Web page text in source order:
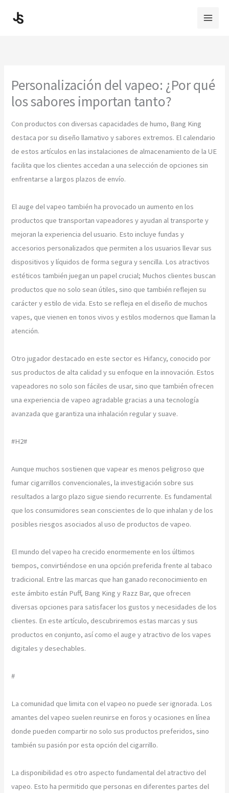
Personalización del vapeo: ¿Por qué
los sabores importan tanto?
Con productos con diversas capacidades de humo, Bang King
destaca por su diseño llamativo y sabores extremos. El calendario
de estos artículos en las instalaciones de almacenamiento de la UE
facilita que los clientes accedan a una selección de opciones sin
enfrentarse a largos plazos de envío.
El auge del vapeo también ha provocado un aumento en los
productos que transportan vapeadores y ayudan al transporte y
mejoran la experiencia del usuario. Esto incluye fundas y
accesorios personalizados que permiten a los usuarios llevar sus
dispositivos y líquidos de forma segura y sencilla. Los atractivos
estéticos también juegan un papel crucial; Muchos clientes buscan
productos que no solo sean útiles, sino que también reflejen su
carácter y estilo de vida. Esto se refleja en el diseño de muchos
vapes, que vienen en tonos vivos y estilos modernos que llaman la
atención.
Otro jugador destacado en este sector es Hifancy, conocido por
sus productos de alta calidad y su enfoque en la innovación. Estos
vapeadores no solo son fáciles de usar, sino que también ofrecen
una experiencia de vapeo agradable gracias a una tecnología
avanzada que garantiza una inhalación regular y suave.
#H2#
Aunque muchos sostienen que vapear es menos peligroso que
fumar cigarrillos convencionales, la investigación sobre sus
resultados a largo plazo sigue siendo recurrente. Es fundamental
que los consumidores sean conscientes de lo que inhalan y de los
posibles riesgos asociados al uso de productos de vapeo.
El mundo del vapeo ha crecido enormemente en los últimos
tiempos, convirtiéndose en una opción preferida frente al tabaco
tradicional. Entre las marcas que han ganado reconocimiento en
este ámbito están Puff, Bang King y Razz Bar, que ofrecen
diversas opciones para satisfacer los gustos y necesidades de los
clientes. En este artículo, descubriremos estas marcas y sus
productos en conjunto, así como el auge y atractivo de los vapes
digitales y desechables.
#
La comunidad que limita con el vapeo no puede ser ignorada. Los
amantes del vapeo suelen reunirse en foros y ocasiones en línea
donde pueden compartir no solo sus productos preferidos, sino
también su pasión por esta opción del cigarrillo.
La disponibilidad es otro aspecto fundamental del atractivo del
vapeo. Esto ha permitido que personas en diferentes partes del